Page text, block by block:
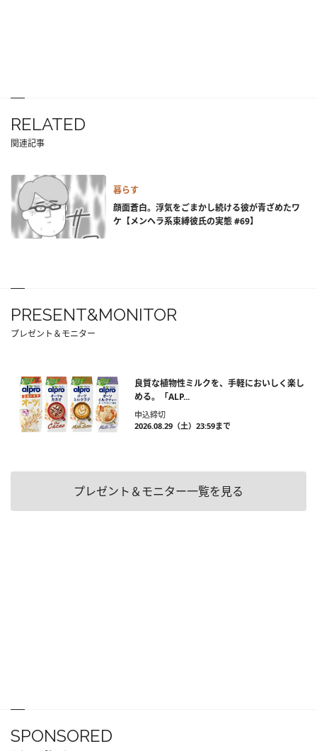
RELATED
関連記事
暮らす
顔面蒼白。浮気をごまかし続ける彼が青ざめたワ
ケ【メンヘラ系束縛彼氏の実態 #69】
PRESENT&MONITOR
プレゼント＆モニター
良質な植物性ミルクを、手軽においしく楽し
める。「ALP...
申込締切
2026.08.29（土）23:59まで
プレゼント＆モニター一覧を見る
SPONSORED